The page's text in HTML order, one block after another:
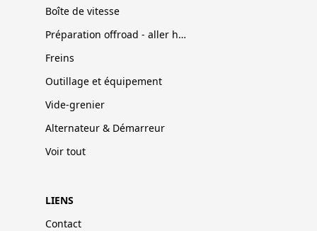
Boîte de vitesse
Préparation offroad - aller hors-pistes
Freins
Outillage et équipement
Vide-grenier
Alternateur & Démarreur
Voir tout
LIENS
Contact